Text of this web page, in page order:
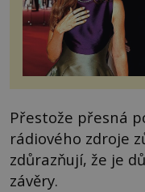
Přestože přesná
rádiového zdroje
zdůrazňují, že je
závěry.